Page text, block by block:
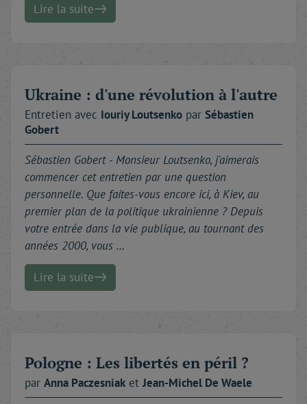
Lire la suite
Ukraine : d'une révolution à l'autre
Entretien avec IouriyLoutsenko par Sébastien
Gobert
Sébastien Gobert - Monsieur Loutsenko, j'aimerais
commencer cet entretien par une question
personnelle. Que faites-vous encore ici, à Kiev, au
premier plan de la politique ukrainienne ? Depuis
votre entrée dans la vie publique, au tournant des
années 2000, vous …
Lire la suite
Pologne : Les libertés en péril ?
par Anna Paczesniak etJean-Michel De Waele